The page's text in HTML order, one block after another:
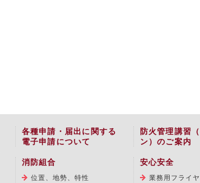
各種申請・届出に関する
電子申請について
防火管理講習
ン）のご案内
消防組合
位置、地勢、特性
安心安全
業務用フライ